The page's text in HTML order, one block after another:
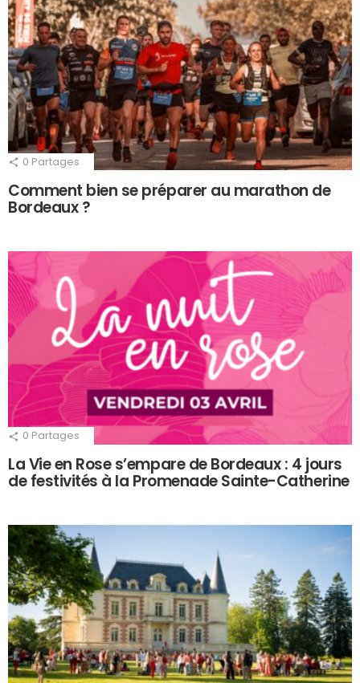
0 Partages
Comment bien se préparer au marathon de
Bordeaux ?
0 Partages
La Vie en Rose s’empare de Bordeaux : 4 jours
de festivités à la Promenade Sainte-Catherine